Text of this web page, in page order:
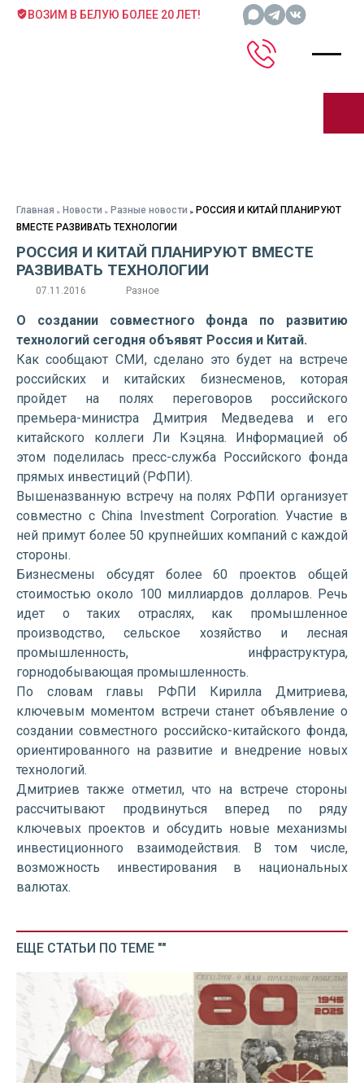
ВОЗИМ В БЕЛУЮ БОЛЕЕ 20 ЛЕТ!
Главная Новости Разные новости
РОССИЯ И КИТАЙ ПЛАНИРУЮТ
ВМЕСТЕ РАЗВИВАТЬ ТЕХНОЛОГИИ
РОССИЯ И КИТАЙ ПЛАНИРУЮТ ВМЕСТЕ
РАЗВИВАТЬ ТЕХНОЛОГИИ
07.11.2016 Разное
О создании совместного фонда по развитию
технологий сегодня объявят Россия и Китай.
Как сообщают СМИ, сделано это будет на встрече
российских и китайских бизнесменов, которая
пройдет на полях переговоров российского
премьера-министра Дмитрия Медведева и его
китайского коллеги Ли Кэцяна. Информацией об
этом поделилась пресс-служба Российского фонда
прямых инвестиций (РФПИ).
Вышеназванную встречу на полях РФПИ организует
совместно с China Investment Corporation. Участие в
ней примут более 50 крупнейших компаний с каждой
стороны.
Бизнесмены обсудят более 60 проектов общей
стоимостью около 100 миллиардов долларов. Речь
идет о таких отраслях, как промышленное
производство, сельское хозяйство и лесная
промышленность, инфраструктура,
горнодобывающая промышленность.
По словам главы РФПИ Кирилла Дмитриева,
ключевым моментом встречи станет объявление о
создании совместного российско-китайского фонда,
ориентированного на развитие и внедрение новых
технологий.
Дмитриев также отметил, что на встрече стороны
рассчитывают продвинуться вперед по ряду
ключевых проектов и обсудить новые механизмы
инвестиционного взаимодействия. В том числе,
возможность инвестирования в национальных
валютах.
ЕЩЕ СТАТЬИ ПО ТЕМЕ ""